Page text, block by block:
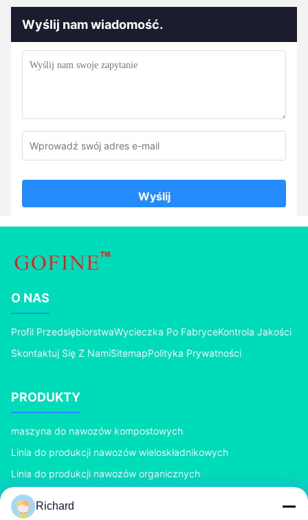
Wyślij nam wiadomość.
Wyślij
O NAS
Profil PrzedsiębiorstwaWycieczka Po FabryceKontrola Jakości
Skontaktuj Się Z NamiSitemapPolityka Prywatności
PRODUKTY
maszyna do nawozów kompostowych
Linia do produkcji nawozów wieloskładnikowych
Linia do produkcji nawozów organicznych
Linia produkcyjna nawozów BB
Dwuwalcowy granulator nawozów
Richard